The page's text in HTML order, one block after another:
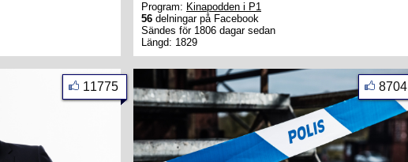
Program: Kinapodden i P1
56 delningar på Facebook
Sändes för 1806 dagar sedan
Längd: 1829
11775 8704